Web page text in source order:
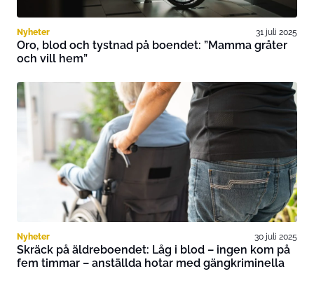
Nyheter 31 juli 2025
Oro, blod och tystnad på boendet: ”Mamma gråter
och vill hem”
Nyheter 30 juli 2025
Skräck på äldreboendet: Låg i blod – ingen kom på
fem timmar – anställda hotar med gängkriminella